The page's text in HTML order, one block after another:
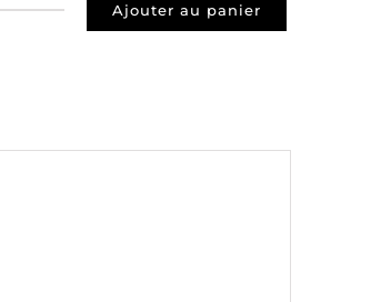
Ajouter au panier